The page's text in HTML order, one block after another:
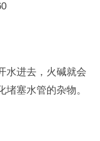
进去，火碱就会
塞水管的杂物。